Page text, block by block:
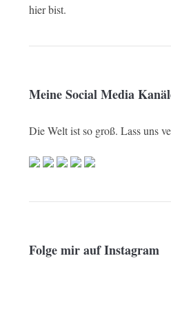
hier bist.
Meine Social Media
Die Welt ist so groß. Lass uns
Folge mir auf Instagram